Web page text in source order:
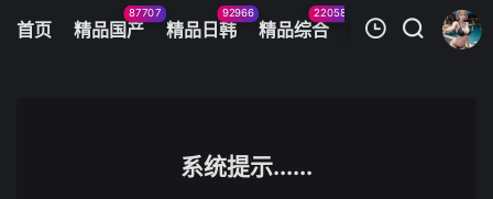
首页 精品国产
87707
精品日韩
92966
精品综合
22058
火辣美图 今日
清空
系统提示......